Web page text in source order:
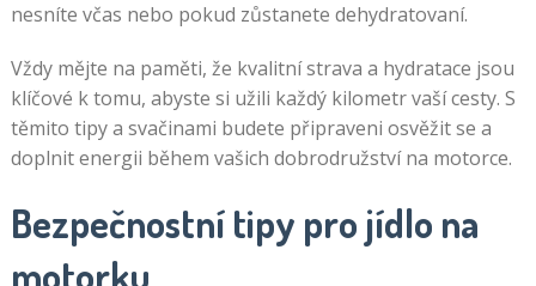
nesníte včas nebo pokud zůstanete dehydratovaní.
Vždy mějte na paměti, že kvalitní strava a hydratace jsou
klíčové k tomu, abyste si užili každý kilometr vaší cesty. S
těmito tipy a svačinami budete připraveni osvěžit se a
doplnit energii během vašich dobrodružství na motorce.
Bezpečnostní tipy pro jídlo na